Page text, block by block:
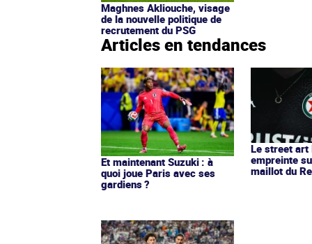
Maghnes Akliouche, visage
de la nouvelle politique de
recrutement du PSG
Articles en tendances
Et maintenant Suzuki : à
quoi joue Paris avec ses
gardiens ?
Le street art
empreinte
maillot du